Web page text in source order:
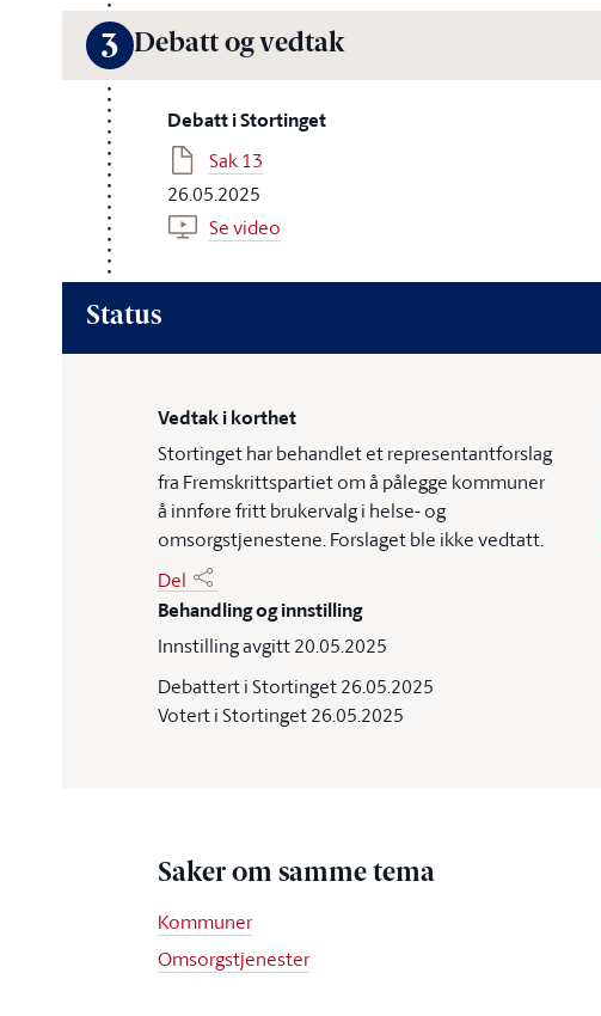
3 Debatt og vedtak
Debatt i Stortinget
Sak 13
26.05.2025
Se video
Status
Vedtak i korthet
Stortinget har behandlet et representantforslag
fra Fremskrittspartiet om å pålegge kommuner
å innføre fritt brukervalg i helse- og
omsorgstjenestene. Forslaget ble ikke vedtatt.
Del
Behandling og innstilling
Innstilling avgitt 20.05.2025
Debattert i Stortinget 26.05.2025
Votert i Stortinget 26.05.2025
Saker om samme tema
Kommuner
Omsorgstjenester